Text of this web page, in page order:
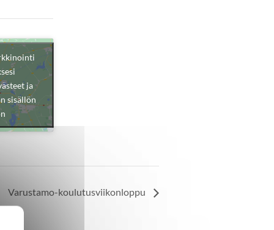
ja
sisällön
Varustamo-koulutusviikonloppu